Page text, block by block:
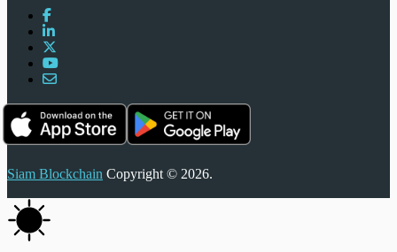
Siam Blockchain Copyright © 2026.